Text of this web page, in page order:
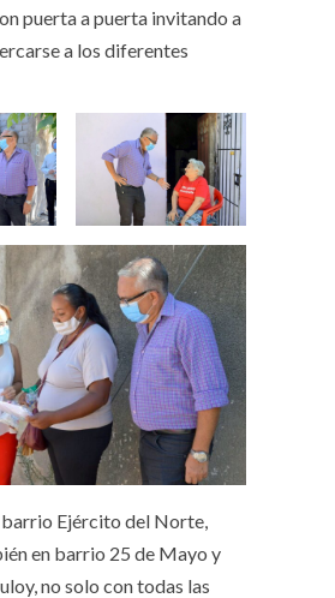
puerta a puerta invitando a
a los diferentes
Ejército del Norte,
en barrio 25 de Mayo y
no solo con todas las